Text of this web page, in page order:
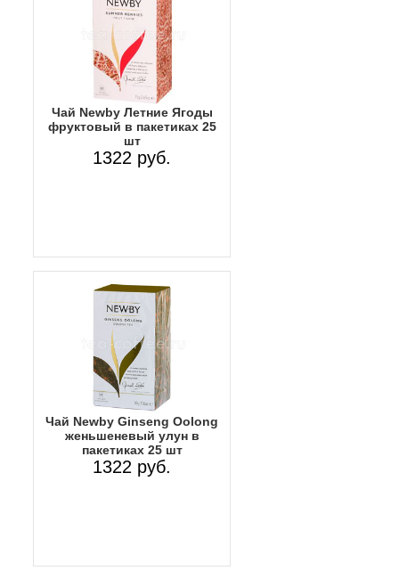
Чай Newby Летние Ягоды
фруктовый в пакетиках 25
шт
1322 руб.
Чай Newby Ginseng Oolong
женьшеневый улун в
пакетиках 25 шт
1322 руб.